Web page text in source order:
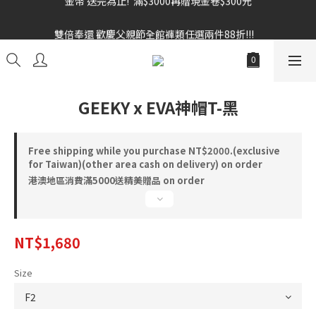
雙倍奉還 歡慶父親節全館褲類任選兩件88折!!!
GEEKY x EVA神帽T-黑
Free shipping while you purchase NT$2000.(exclusive
for Taiwan)(other area cash on delivery) on order
港澳地區消費滿5000送精美贈品 on order
NT$1,680
Size